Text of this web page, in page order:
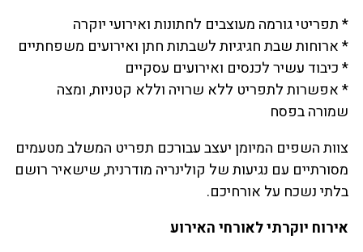
* תפריטי גורמה מעוצבים לחתונות ואירועי יוקרה
* ארוחות שבת חגיגיות לשבתות חתן ואירועים משפחתיים
* כיבוד עשיר לכנסים ואירועים עסקיים
* אפשרות לתפריט ללא שרויה וללא קטניות, ומצה
שמורה בפסח
צוות השפים המיומן יעצב עבורכם תפריט המשלב מטעמים
מסורתיים עם נגיעות של קולינריה מודרנית, שישאיר רושם
בלתי נשכח על אורחיכם.
אירוח יוקרתי לאורחי האירוע